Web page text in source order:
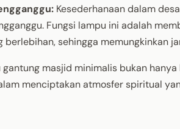
Kesederhanaan dalam
Fungsi lampu ini adalah
sehingga memungkinkan
masjid minimalis bukan
menciptakan atmosfer spiritual